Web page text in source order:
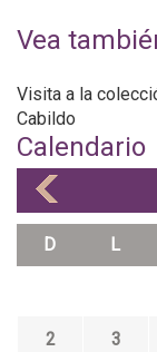
Vea
Visita a la
Cabildo
Calendario
D L
2 3